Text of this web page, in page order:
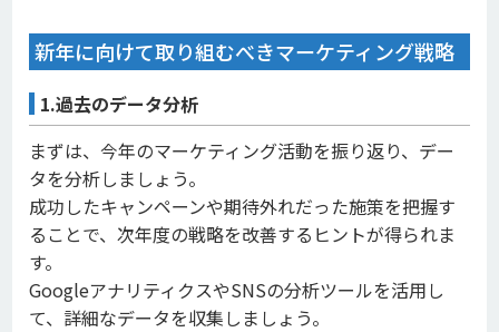
新年に向けて取り組むべきマーケティング戦略
1.過去のデータ分析
まずは、今年のマーケティング活動を振り返り、デー
タを分析しましょう。
成功したキャンペーンや期待外れだった施策を把握す
ることで、次年度の戦略を改善するヒントが得られま
す。
GoogleアナリティクスやSNSの分析ツールを活用し
て、詳細なデータを収集しましょう。